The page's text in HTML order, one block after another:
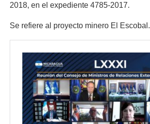
2018, en el expediente 4785-2017.
Se refiere al proyecto minero El Escobal.